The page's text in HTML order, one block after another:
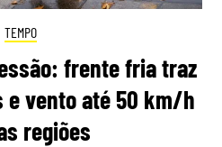
TEMPO
frente fria traz
e vento até 50 km/h
regiões